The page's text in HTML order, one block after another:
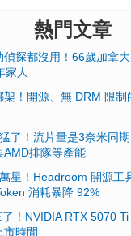
熱門文章
偵探都沒用！66歲加拿
家人
架！開源、無 DRM 限
了！流片量是3奈米同
AMD排隊等產能
星！Headroom 開源工
消耗暴降 92%
！NVIDIA RTX 5070 Ti
市時間